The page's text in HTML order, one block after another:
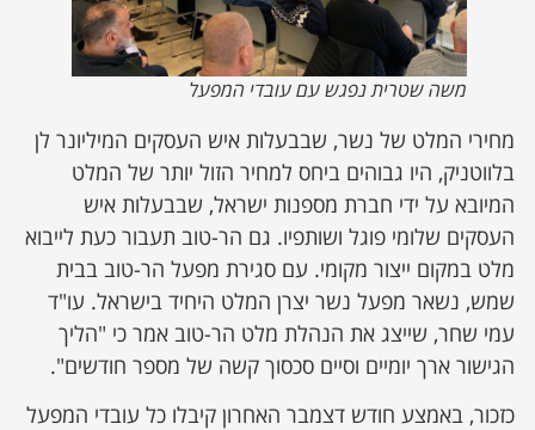
משה שטרית נפגש עם עובדי המפעל
מחירי המלט של נשר, שבבעלות איש העסקים המיליונר לן
בלווטניק, היו גבוהים ביחס למחיר הזול יותר של המלט
המיובא על ידי חברת מספנות ישראל, שבבעלות איש
העסקים שלומי פוגל ושותפיו. גם הר-טוב תעבור כעת לייבוא
מלט במקום ייצור מקומי. עם סגירת מפעל הר-טוב בבית
שמש, נשאר מפעל נשר יצרן המלט היחיד בישראל. עו"ד
עמי שחר, שייצג את הנהלת מלט הר-טוב אמר כי "הליך
הגישור ארך יומיים וסיים סכסוך קשה של מספר חודשים".
כזכור, באמצע חודש דצמבר האחרון קיבלו כל עובדי המפעל